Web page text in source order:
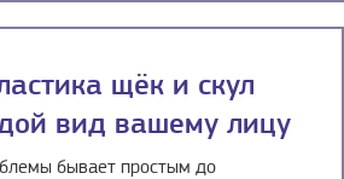
щёк и скул
вид вашему лицу
бывает простым до